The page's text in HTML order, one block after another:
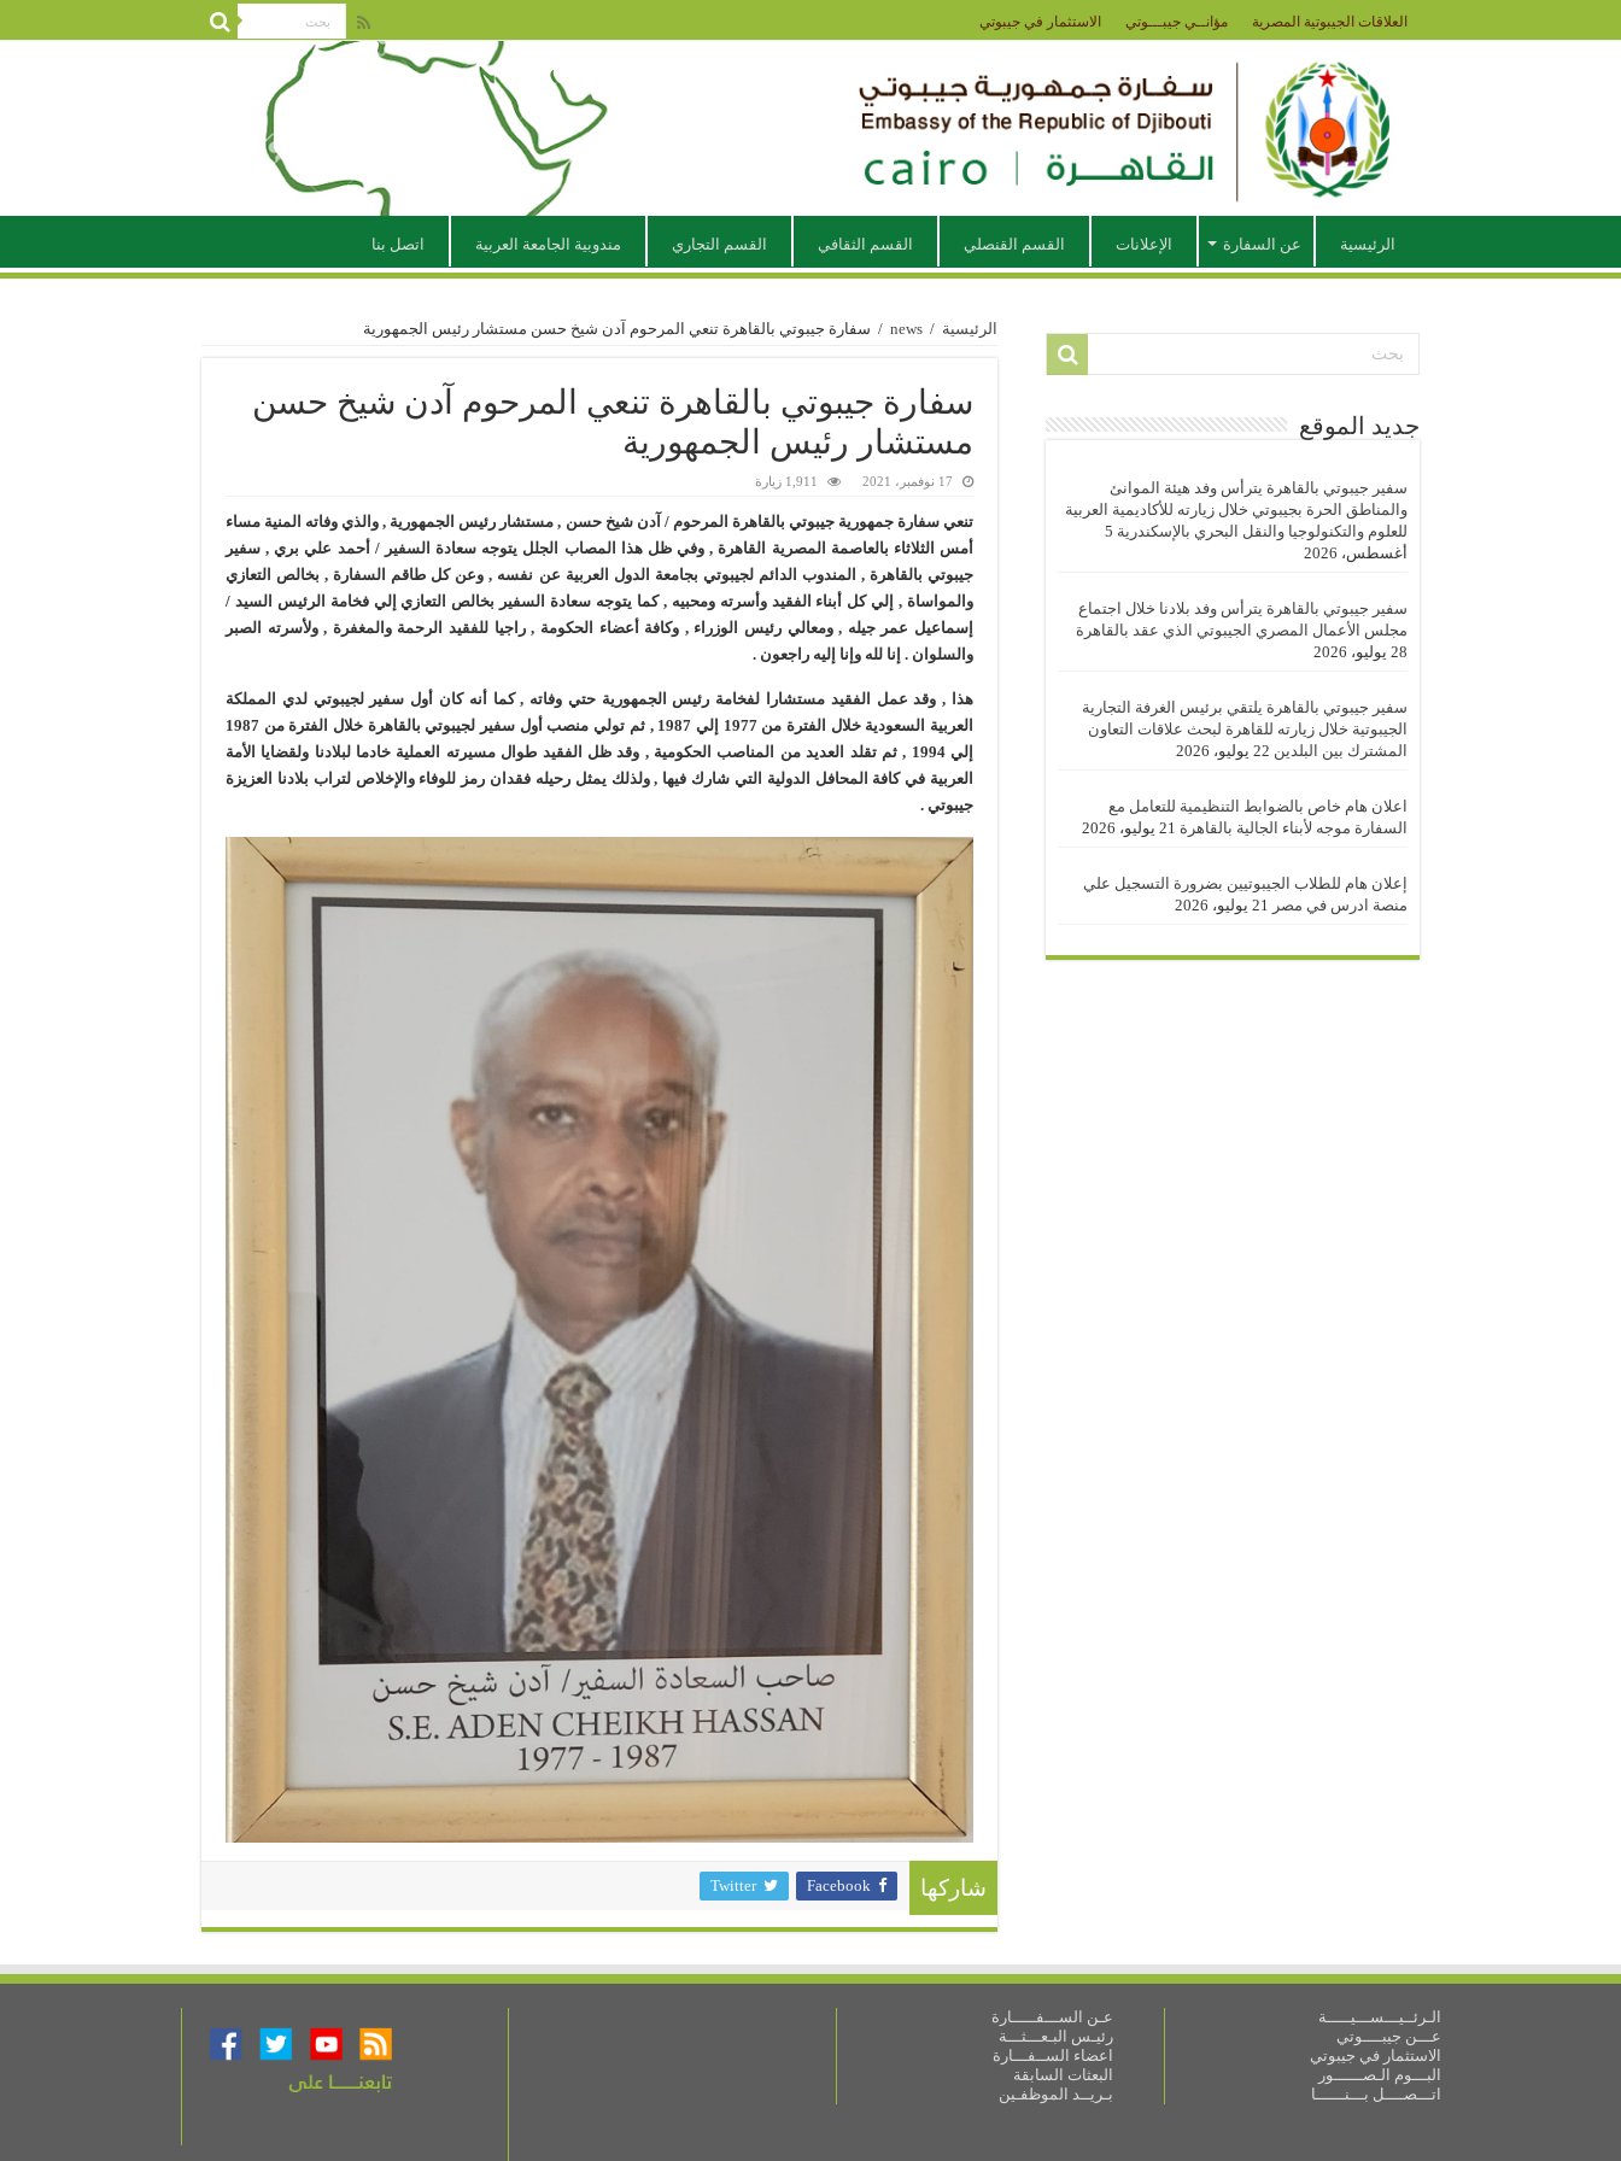
العلاقات الجيبوتية المصرية مؤانــي جيبـــوتي الاستثمار في جيبوتي
الرئيسية عن السفارة الإعلانات القسم القنصلي القسم الثقافي القسم التجاري مندوبية الجامعة العربية اتصل بنا
الرئيسية /
news
/ سفارة جيبوتي بالقاهرة تنعي المرحوم آدن شيخ حسن مستشار رئيس الجمهورية
سفارة جيبوتي بالقاهرة تنعي المرحوم آدن شيخ حسن
مستشار رئيس الجمهورية
17 نوفمبر، 2021 1,911 زيارة
تنعي سفارة جمهورية جيبوتي بالقاهرة المرحوم / آدن شيخ حسن , مستشار رئيس الجمهورية , والذي وفاته المنية مساء
أمس الثلاثاء بالعاصمة المصرية القاهرة , وفي ظل هذا المصاب الجلل يتوجه سعادة السفير / أحمد علي بري , سفير
جيبوتي بالقاهرة , المندوب الدائم لجيبوتي بجامعة الدول العربية عن نفسه , وعن كل طاقم السفارة , بخالص التعازي
والمواساة , إلي كل أبناء الفقيد وأسرته ومحبيه , كما يتوجه سعادة السفير بخالص التعازي إلي فخامة الرئيس السيد /
إسماعيل عمر جيله , ومعالي رئيس الوزراء , وكافة أعضاء الحكومة , راجيا للفقيد الرحمة والمغفرة , ولأسرته الصبر
والسلوان . إنا لله وإنا إليه راجعون .
هذا , وقد عمل الفقيد مستشارا لفخامة رئيس الجمهورية حتي وفاته , كما أنه كان أول سفير لجيبوتي لدي المملكة
العربية السعودية خلال الفترة من 1977 إلي 1987 , ثم تولي منصب أول سفير لجيبوتي بالقاهرة خلال الفترة من 1987
إلي 1994 , ثم تقلد العديد من المناصب الحكومية , وقد ظل الفقيد طوال مسيرته العملية خادما لبلادنا ولقضايا الأمة
العربية في كافة المحافل الدولية التي شارك فيها , ولذلك يمثل رحيله فقدان رمز للوفاء والإخلاص لتراب بلادنا العزيزة
جيبوتي .
شاركها Facebook
Twitter
جديد الموقع
سفير جيبوتي بالقاهرة يترأس وفد هيئة الموانئ
والمناطق الحرة بجيبوتي خلال زيارته للأكاديمية العربية
للعلوم والتكنولوجيا والنقل البحري بالإسكندرية 5
أغسطس، 2026
سفير جيبوتي بالقاهرة يترأس وفد بلادنا خلال اجتماع
مجلس الأعمال المصري الجيبوتي الذي عقد بالقاهرة
28 يوليو، 2026
سفير جيبوتي بالقاهرة يلتقي برئيس الغرفة التجارية
الجيبوتية خلال زيارته للقاهرة لبحث علاقات التعاون
المشترك بين البلدين 22 يوليو، 2026
اعلان هام خاص بالضوابط التنظيمية للتعامل مع
السفارة موجه لأبناء الجالية بالقاهرة 21 يوليو، 2026
إعلان هام للطلاب الجيبوتيين بضرورة التسجيل علي
منصة ادرس في مصر
21 يوليو، 2026
الـرئــيـــســـيـــــة
عـــن جيبــــوتي
الاستثمار في جيبوتي
البـــوم الـصــــــور
اتـــصــــل بـــنــــــا
عـن الســـفـــــارة
رئيـس البـعـــثـــة
اعضاء الســفـــارة
البعثات السابقة
بـريــد الموظفـين